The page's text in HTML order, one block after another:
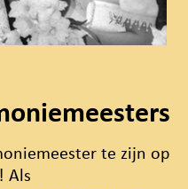
te zijn op
Als